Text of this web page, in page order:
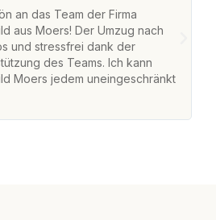
an das Team der Firma
aus Moers! Der Umzug nach
und stressfrei dank der
des Teams. Ich kann
Moers jedem uneingeschränkt